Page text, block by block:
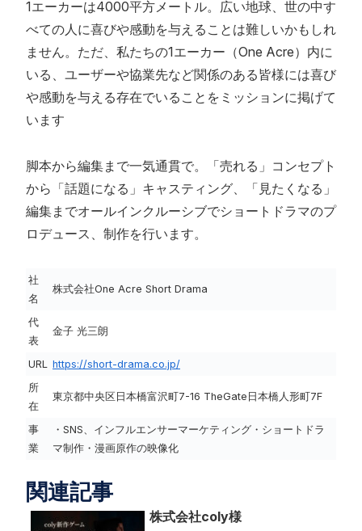
1エーカーは4000平方メートル。広い地球、世の中す
べての人に喜びや感動を与えることは難しいかもしれ
ません。ただ、私たちの1エーカー（One Acre）内に
いる、ユーザーや協業先など関係のある皆様には喜び
や感動を与える存在でいることをミッションに掲げて
います
脚本から編集まで一気通貫で。「売れる」コンセプト
から「話題になる」キャスティング、「見たくなる」
編集までオールインクルーシブでショートドラマのプ
ロデュース、制作を行います。
社
名
株式会社One Acre Short Drama
代
表
金子 光三朗
URL
https://short-drama.co.jp/
所
在
東京都中央区日本橋富沢町7-16 TheGate日本橋人形町7F
事
業
・SNS、インフルエンサーマーケティング・ショートドラ
マ制作・漫画原作の映像化
関連記事
株式会社coly様